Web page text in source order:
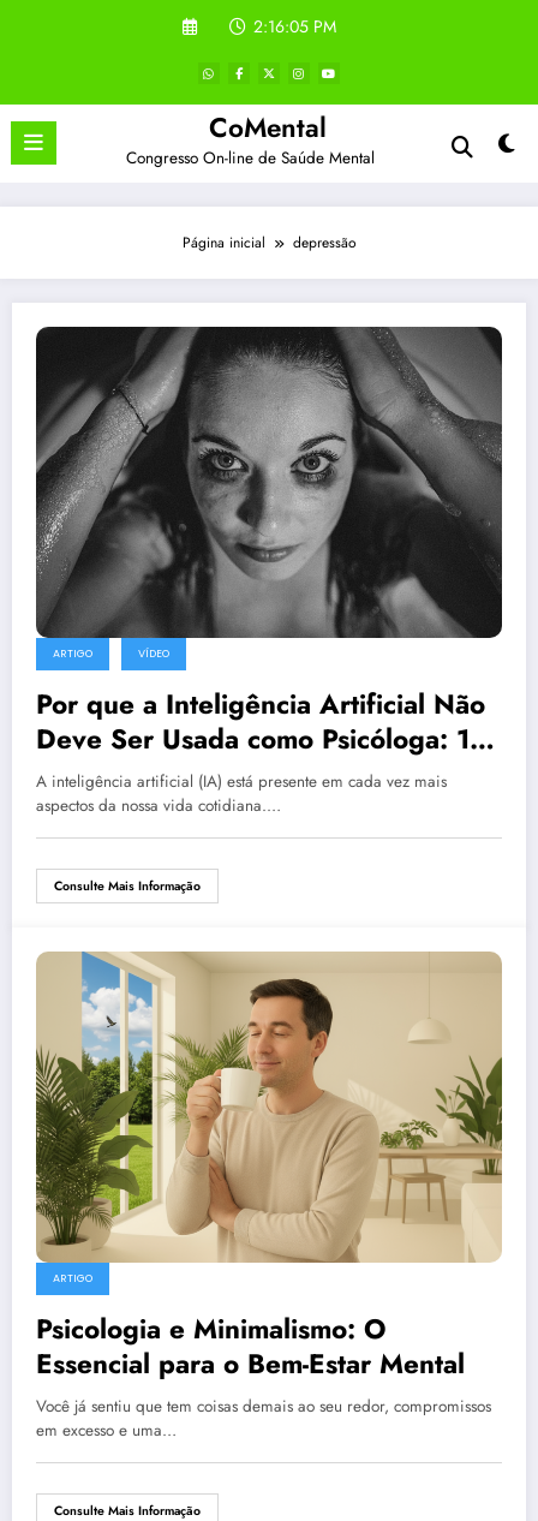
2:16:06 PM
CoMental
Congresso On-line de Saúde Mental
Página inicial depressão
ARTIGO VÍDEO
Por que a Inteligência Artificial Não
Deve Ser Usada como Psicóloga: 11
Motivos Fundamentais e um Caso
Real Alarmante
A inteligência artificial (IA) está presente em cada vez mais
aspectos da nossa vida cotidiana.…
Consulte Mais Informação
ARTIGO
Psicologia e Minimalismo: O
Essencial para o Bem-Estar Mental
Você já sentiu que tem coisas demais ao seu redor, compromissos
em excesso e uma…
Consulte Mais Informação